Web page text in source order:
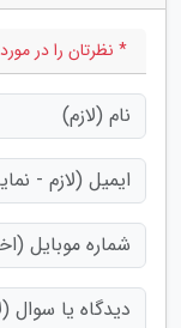
* نظرتان را در